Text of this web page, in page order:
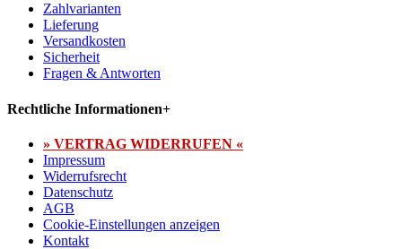
Zahlvarianten
Lieferung
Versandkosten
Sicherheit
Fragen & Antworten
Rechtliche Informationen+
» VERTRAG WIDERRUFEN «
Impressum
Widerrufsrecht
Datenschutz
AGB
Cookie-Einstellungen anzeigen
Kontakt